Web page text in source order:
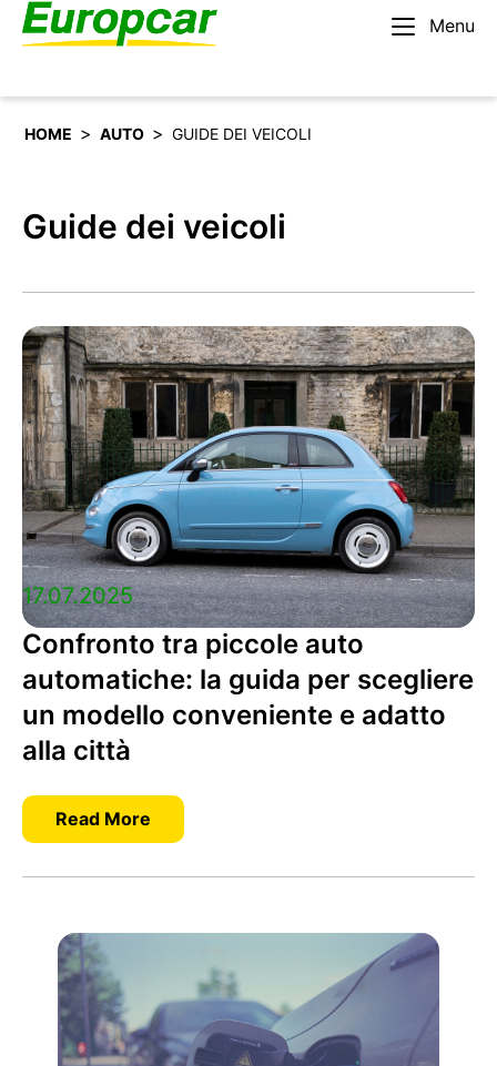
Menu
Italiano
HOME > AUTO > GUIDE DEI VEICOLI
Guide dei veicoli
17.07.2025
Confronto tra piccole auto
automatiche: la guida per scegliere
un modello conveniente e adatto
alla città
Read More